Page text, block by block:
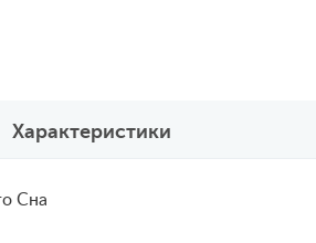
Характеристики
Сна